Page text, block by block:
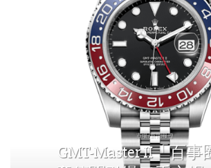
市場/新聞報導
GMT-Master II「百事